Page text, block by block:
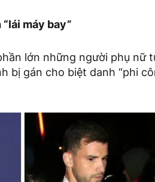
máy bay”
lớn những người phụ nữ
bị gán cho biệt danh “phi